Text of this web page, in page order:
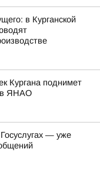
в Курганской
Кургана поднимет
в ЯНАО
— уже